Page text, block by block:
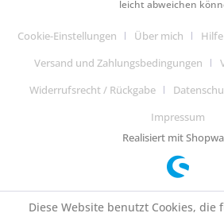
leicht abweichen
Cookie-Einstellungen Über mich
Versand und Zahlungsbedingungen
Widerrufsrecht / Rückgabe
Impressum
Realisiert mit
Diese Website benutzt Cookies, die